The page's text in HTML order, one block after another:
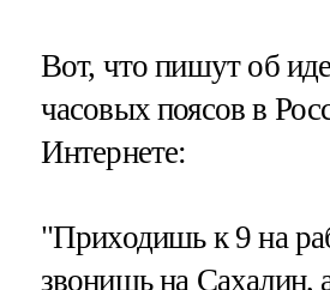
Вот, что пишут об
часовых поясов в
Интернете:
"Приходишь к 9 на
звонишь на Сахалин,